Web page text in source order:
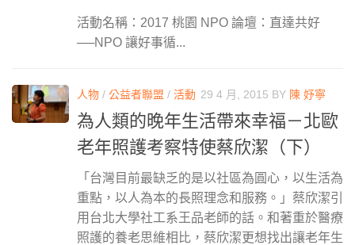
活動名稱：2017 桃園 NPO 論壇：直達共好
──NPO 讓好事循...
人物 / 公益者聯盟 / 活動 29 4 月, 2015 BY 陳 妤寧
為人類的晚年生活帶來幸福－北歐
老年照護考察特使蔡欣潔（下）
「台灣目前最缺乏的是以社區為圓心，以生活為
重點，以人為本的長照理念和服務。」蔡欣潔引
用台北大學社工系王品老師的話。和著重於醫療
照護的養老思維相比，蔡欣潔更想找出讓老年生